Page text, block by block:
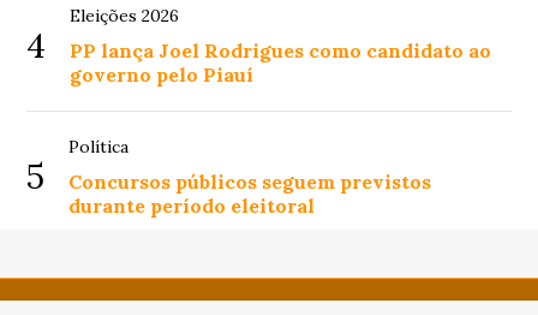
4
Eleições 2026
PP lança Joel Rodrigues como candidato ao
governo pelo Piauí
5
Política
Concursos públicos seguem previstos
durante período eleitoral